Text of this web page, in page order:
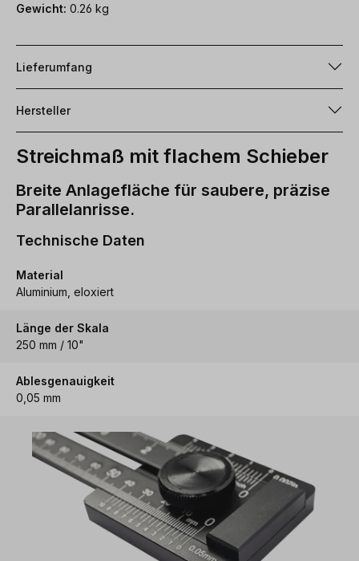
Gewicht: 0.26 kg
Lieferumfang
Hersteller
Streichmaß mit flachem Schieber
Breite Anlagefläche für saubere, präzise
Parallelanrisse.
Technische Daten
Material
Aluminium, eloxiert
Länge der Skala
250 mm / 10"
Ablesgenauigkeit
0,05 mm